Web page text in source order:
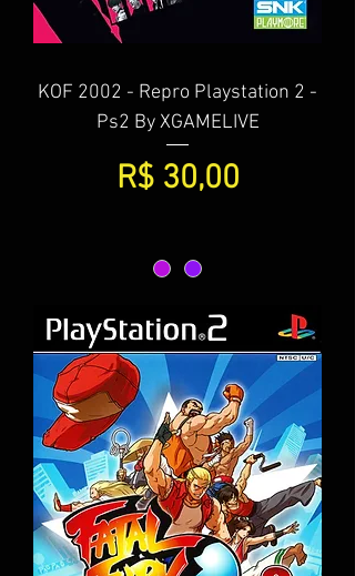
KOF 2002 - Repro Playstation 2 -
Ps2 By XGAMELIVE
Preço
R$ 30,00